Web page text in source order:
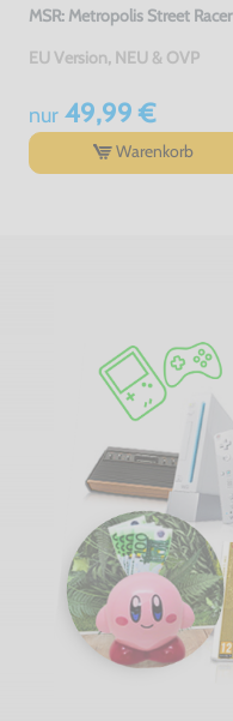
MSR: Metropolis Street Racer
EU Version, NEU & OVP
nur49,99 €
Warenkorb